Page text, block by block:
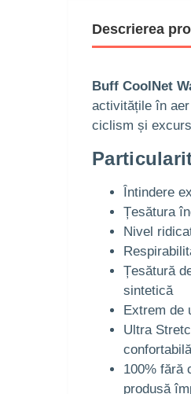
Descrierea
Buff CoolNet
activitățile în
ciclism și
Întindere
Țesătura
Nivel
Țesătură
sintetică
Extrem de
Ultra
100% fără
produsă